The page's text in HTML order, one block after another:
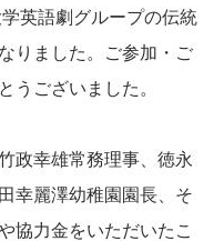
英語劇グループの伝統
りました。ご参加・ご
うございました。
政幸雄常務理事、徳永
幸麗澤幼稚園園長、そ
協力金をいただいたこ